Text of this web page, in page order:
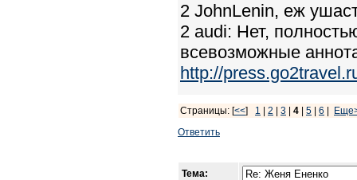
2 JohnLenin, еж
2 audi: Нет,
всевозможные
http://
Страницы: [<<] 1 2 3 4 5 6
Ответить
Тема: